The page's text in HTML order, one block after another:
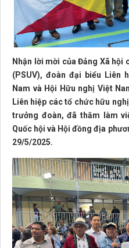
Nhận lời mời của Đảng Xã hội
(PSUV), đoàn đại biểu Liên
Nam và Hội Hữu nghị Việt
Liên hiệp các tổ chức hữu
trưởng đoàn, đã thăm làm
Quốc hội và Hội đồng địa
29/5/2025.